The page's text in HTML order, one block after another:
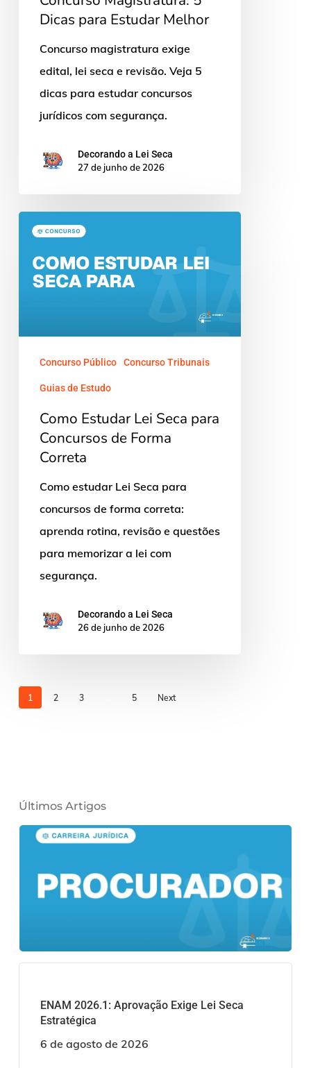
Dicas para Estudar Melhor
Concurso magistratura exige
edital, lei seca e revisão. Veja 5
dicas para estudar concursos
jurídicos com segurança.
Decorando a Lei Seca
27 de junho de 2026
Como
Lei
Seca
Concursos
Concurso Público Concurso Tribunais
Guias de Estudo
Como Estudar Lei Seca para
Concursos de Forma
Correta
Como estudar Lei Seca para
concursos de forma correta:
aprenda rotina, revisão e questões
para memorizar a lei com
segurança.
Decorando a Lei Seca
26 de junho de 2026
1 2 3 5 Next
Últimos Artigos
ENAM 2026.1: Aprovação Exige Lei Seca
Estratégica
6 de agosto de 2026